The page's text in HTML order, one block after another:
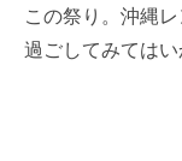
この祭り。沖縄
過ごしてみては